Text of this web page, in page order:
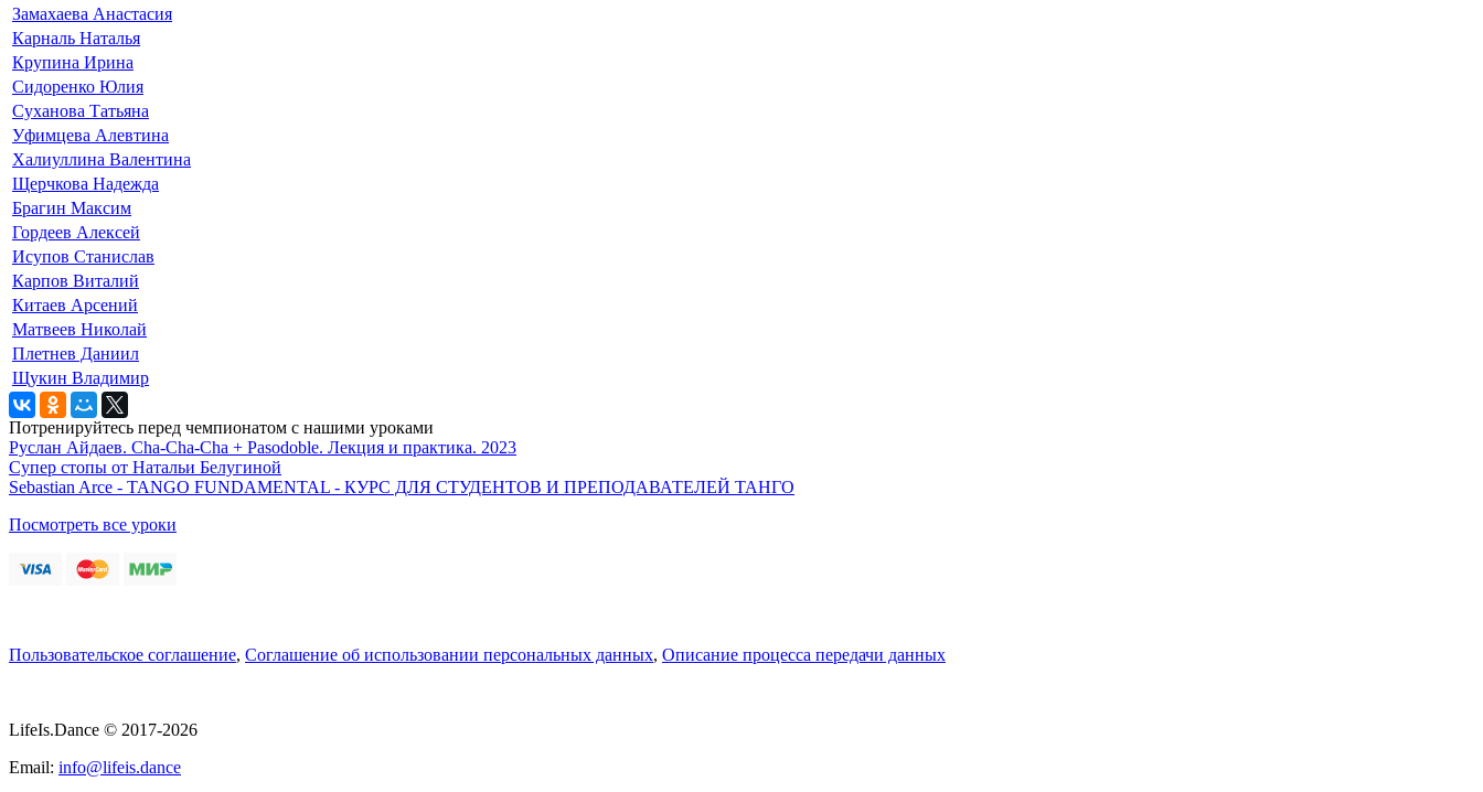
Замахаева Анастасия
Карналь Наталья
Крупина Ирина
Сидоренко Юлия
Суханова Татьяна
Уфимцева Алевтина
Халиуллина Валентина
Щерчкова Надежда
Брагин Максим
Гордеев Алексей
Исупов Станислав
Карпов Виталий
Китаев Арсений
Матвеев Николай
Плетнев Даниил
Щукин Владимир
Потренируйтесь перед чемпионатом с нашими уроками
Руслан Айдаев. Cha-Cha-Cha + Pasodoble. Лекция и практика. 2023
Супер стопы от Натальи Белугиной
Sebastian Arce - TANGO FUNDAMENTAL - КУРС ДЛЯ СТУДЕНТОВ И ПРЕПОДАВАТЕЛЕЙ ТАНГО
Посмотреть все уроки
Пользовательское соглашение, Соглашение об использовании персональных данных, Описание процесса передачи данных
LifeIs.Dance © 2017-2026
Email: info@lifeis.dance